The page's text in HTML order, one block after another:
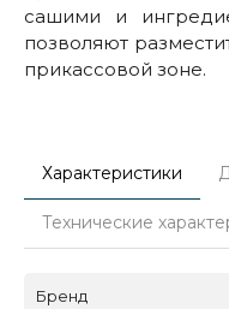
сашими и
позволяют
прикассовой зоне.
Характеристики
Технические
Бренд